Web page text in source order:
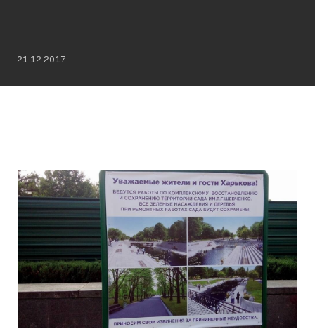
21.12.2017